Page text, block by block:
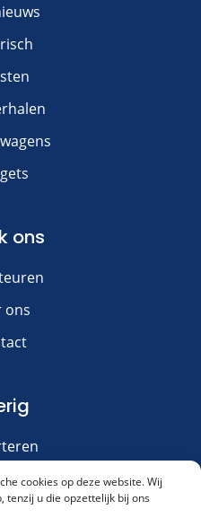
cookies op deze website. Wij
tenzij u die opzettelijk bij ons
ons
ons